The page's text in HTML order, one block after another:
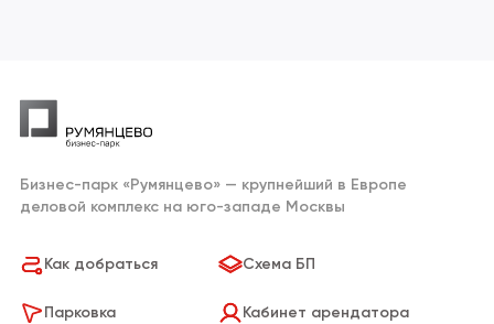
Бизнес-парк «Румянцево» — крупнейший в Европе
деловой комплекс на юго-западе Москвы
Как добраться Схема БП
Парковка Кабинет арендатора